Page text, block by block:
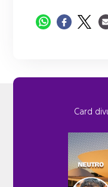
Card